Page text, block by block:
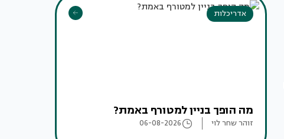
אדריכלות
מה הופך בניין למטורף באמת?
זוהר שחר לוי 06-08-2026